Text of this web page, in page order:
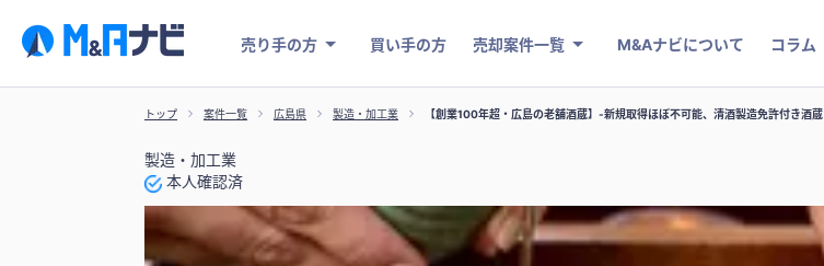
売り手の方 買い手の方 売却案件一覧 M&Aナビについて コラム
トップ 案件一覧 広島県 製造・加工業 【創業100年超・広島の老舗酒蔵】-新規取得ほぼ不可能、清酒製造免許付き酒蔵
製造・加工業
本人確認済